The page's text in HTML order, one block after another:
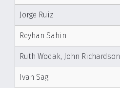
Jorge Ruiz
Reyhan Sahin
Ruth Wodak, John Richardson
Ivan Sag